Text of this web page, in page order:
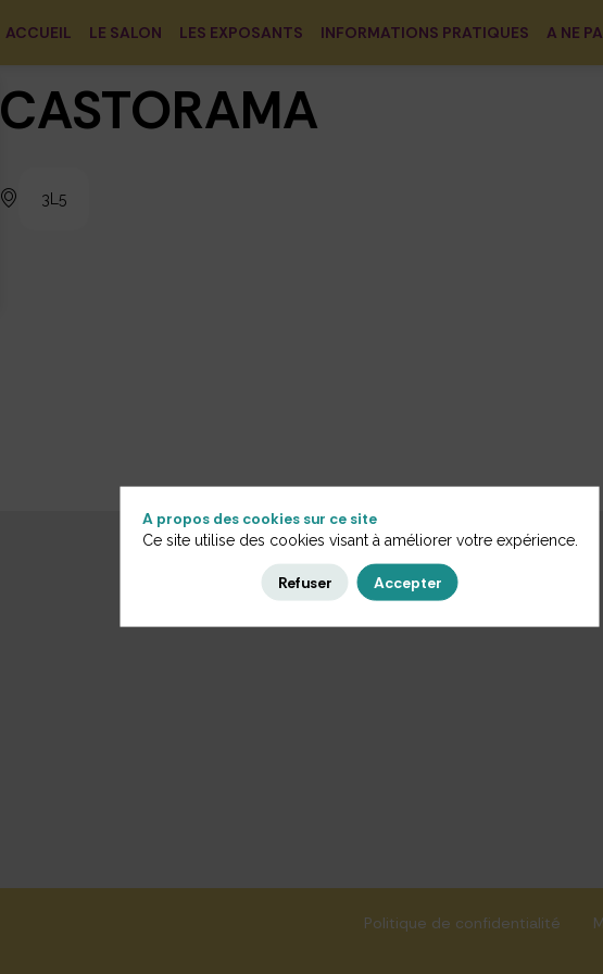
ACCUEIL LE SALON LES EXPOSANTS INFORMATIONS PRATIQUES A NE
CASTORAMA
3L5
Politique de confidentialité
A propos des cookies sur ce site
Ce site utilise des cookies visant à améliorer votre expérience.
Refuser Accepter